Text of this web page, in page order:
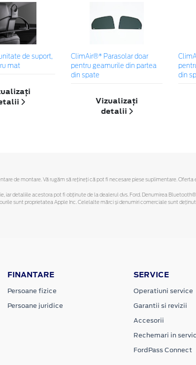
de suport,
mat
ClimAir®* Parasolar doar
pentru geamurile din partea
din spate
Vizualizați
detalii
din
de montare. Vă rugăm să reţineţi că pot fi necesare piese suplimentare. Oferta
detaliile acestora pot fi obținute de la dealerul dvs. Ford. Denumirea
sunt proprietatea Apple Inc. Celelalte mărci și denumiri comerciale sunt
FINANTARE
Persoane fizice
Persoane juridice
SERVICE
Operatiuni service
Garantii si revizii
Accesorii
Rechemari in
FordPass Connect